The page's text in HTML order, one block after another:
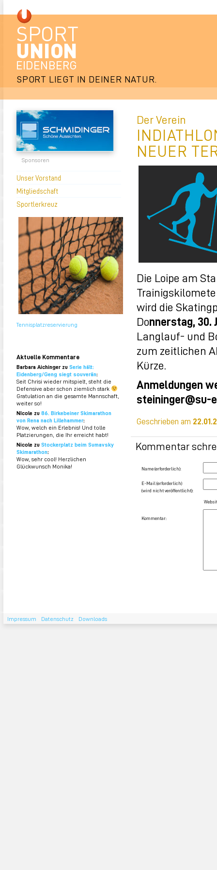
SPORT LIEGT IN DEINER NATUR.
Sponsoren
Unser Vorstand
Mitgliedschaft
Sportlerkreuz
Tennisplatzreservierung
Aktuelle Kommentare
Barbara Aichinger zu Serie hält:
Eidenberg/Geng siegt souverän:
Seit Chrisi wieder mitspielt, steht die
Defensive aber schon ziemlich stark
Gratulation an die gesamte Mannschaft,
weiter so!
NIcole zu 86. Birkebeiner Skimarathon
von Rena nach Lillehammer:
Wow, welch ein Erlebnis! Und tolle
Platzierungen, die Ihr erreicht habt!
Nicole zu Stockerplatz beim Sumavsky
Skimarathon:
Wow, sehr cool! Herzlichen
Glückwunsch Monika!
Der Verein
NEUER
Die Loipe am
wird die
Donnerstag, 30.
Langlauf- und
zum zeitlichen
Kürze.
Anmeldungen
steininger@su-
Geschrieben am
Kommentar
Name (erforderlich):
E-Mail (erforderlich)
(wird nicht veröffentlicht):
Kommentar:
Impressum Datenschutz Downloads